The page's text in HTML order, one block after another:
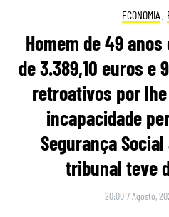
ECONOMIA ,
Homem de 49
de 3.389,10 euros e
retroativos por
incapacidade
Segurança
tribunal teve
20:00 7 Agosto,